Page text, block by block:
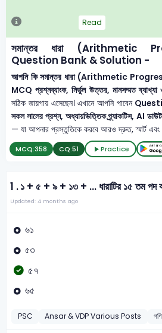
Read
সমান্তর ধারা (Arithmetic
Question Bank & Solution -
আপনি কি সমান্তর ধারা (Arithmetic
MCQ প্রশ্নব্যাংক, নির্ভুল উত্তর, মানসম্মত ব্যাখ্যা
সঠিক জায়গায় এসেছেন। এখানে আপনি পাবেন
সকল সালের প্রশ্ন, অধ্যায়ভিত্তিক প্র্যাকটিস, AI ডাউট
— যা আপনার প্রস্তুতিকে করবে আরও দ্রুত, স্মার্ট এবং
MCQ:358 CQ:51 Practice
1 .১ + ৫ + ৯ + ১৩ + ... ধারাটির ১৫ তম পদ
Updated: 4 months ago
৬১
৫৩
৫৭
৬৫
PSC Ansar & VDP Various Posts